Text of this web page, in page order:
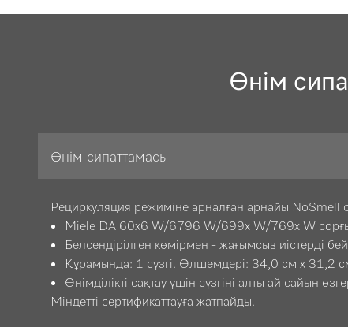
Өнім
Өнім сипаттамасы
Рециркуляция режиміне арналған арнайы NoSmell
Miele DA 60x6 W/6796 W/699x W/769x W
Белсендірілген көмірмен - жағымсыз иістерді
Құрамында: 1 сүзгі. Өлшемдері: 34,0 см x 31,2
Өнімділікті сақтау үшін сүзгіні алты ай сайын
Міндетті сертификаттауға жатпайды.